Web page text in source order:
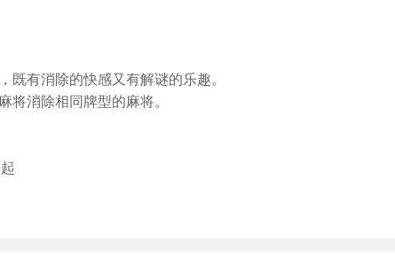
既有消除的快感又有解谜的乐趣。
将消除相同牌型的麻将。